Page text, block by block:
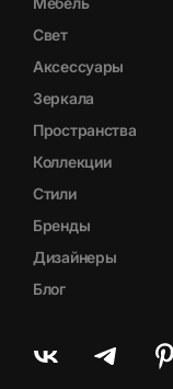
Свет
Аксессуары
Зеркала
Пространства
Коллекции
Стили
Бренды
Дизайнеры
Блог